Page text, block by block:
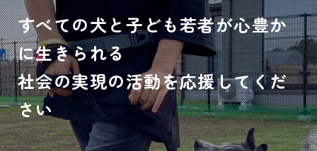
すべての犬と子ども若者が心豊か
に生きられる
社会の実現の活動を応援してくだ
さい